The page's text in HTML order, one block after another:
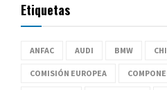
Etiquetas
ANFAC AUDI BMW
COMISIÓN EUROPEA